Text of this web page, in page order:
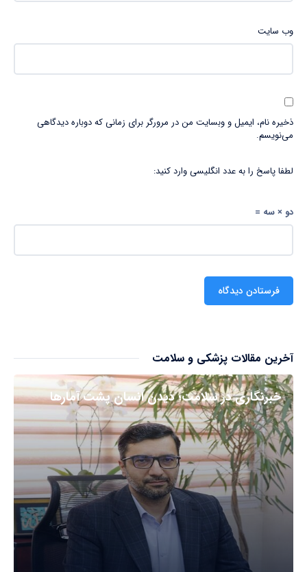
وب‌ سایت
ذخیره نام، ایمیل و وبسایت من در مرورگر برای زمانی که دوباره دیدگاهی
می‌نویسم.
لطفا پاسخ را به عدد انگلیسی وارد کنید:
دو × سه =
آخرین مقالات پزشکی و سلامت
خبرنگاری در سلامت؛ دیدن انسان پشت آمارها